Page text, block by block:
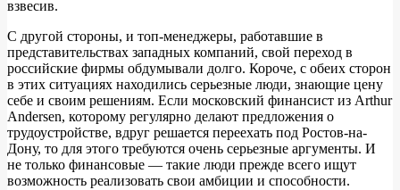
взвесив.
С другой стороны, и топ-менеджеры, работавшие в
представительствах западных компаний, свой переход в
российские фирмы обдумывали долго. Короче, с обеих сторон
в этих ситуациях находились серьезные люди, знающие цену
себе и своим решениям. Если московский финансист из Arthur
Andersen, которому регулярно делают предложения о
трудоустройстве, вдруг решается переехать под Ростов-на-
Дону, то для этого требуются очень серьезные аргументы. И
не только финансовые — такие люди прежде всего ищут
возможность реализовать свои амбиции и способности.